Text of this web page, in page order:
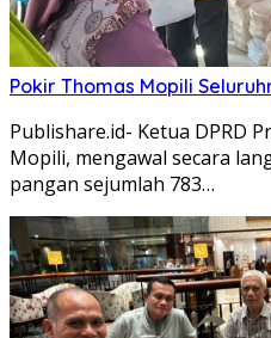
Pokir Thomas Mopili
Publishare.id- Ketua DPRD
Mopili, mengawal secara
pangan sejumlah 783…